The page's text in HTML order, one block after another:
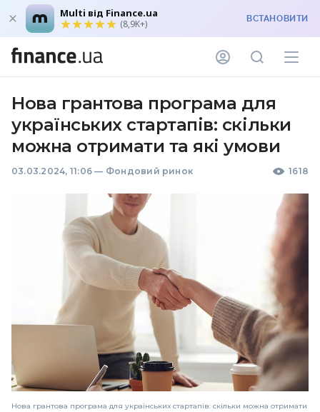
Multi від Finance.ua
(8,9K+) ВСТАНОВИТИ
Нова грантова програма для
українських стартапів: скільки
можна отримати та які умови
03.03.2024, 11:06 — Фондовий ринок 1618
Нова грантова програма для українських стартапів: скільки можна отримати